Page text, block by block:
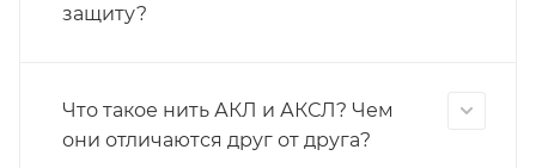
защиту?
Что такое нить АКЛ и АКСЛ? Чем
они отличаются друг от друга?